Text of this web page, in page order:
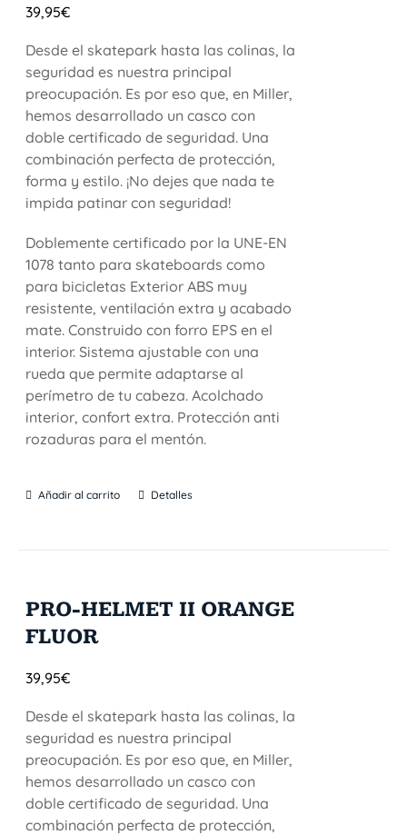
39,95€
Desde el skatepark hasta las colinas, la
seguridad es nuestra principal
preocupación. Es por eso que, en Miller,
hemos desarrollado un casco con
doble certificado de seguridad. Una
combinación perfecta de protección,
forma y estilo. ¡No dejes que nada te
impida patinar con seguridad!
Doblemente certificado por la UNE-EN
1078 tanto para skateboards como
para bicicletas Exterior ABS muy
resistente, ventilación extra y acabado
mate. Construido con forro EPS en el
interior. Sistema ajustable con una
rueda que permite adaptarse al
perímetro de tu cabeza. Acolchado
interior, confort extra. Protección anti
rozaduras para el mentón.
Añadir al carrito Detalles
PRO-HELMET II ORANGE
FLUOR
39,95€
Desde el skatepark hasta las colinas, la
seguridad es nuestra principal
preocupación. Es por eso que, en Miller,
hemos desarrollado un casco con
doble certificado de seguridad. Una
combinación perfecta de protección,